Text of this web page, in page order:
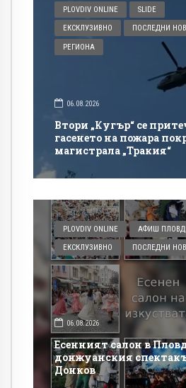
PLOVDIV ONLINE SLIDE
ЕКСКЛУЗИВНО ПОСЛЕДНИ
РЕГИОНА
06.08.2026
Втори „Кугър“ се
гасенето на пожара
магистрала „Тракия“
PLOVDIV ONLINE АФИШ
ЕКСКЛУЗИВНО ПОСЛЕДНИ
06.08.2026
Есенният салон в
донжуанския
Донков